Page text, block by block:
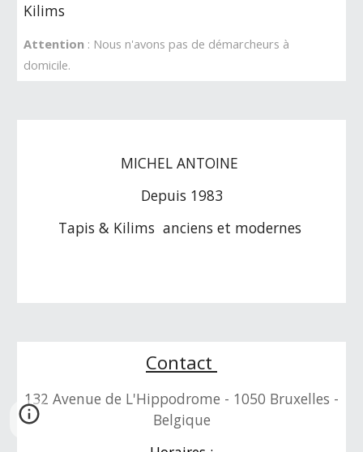
Kilims
Attention : Nous n'avons pas de démarcheurs à
domicile.
MICHEL ANTOINE
Depuis 1983
Tapis & Kilims anciens et modernes
Contact
132 Avenue de L'Hippodrome - 1050 Bruxelles -
Belgique